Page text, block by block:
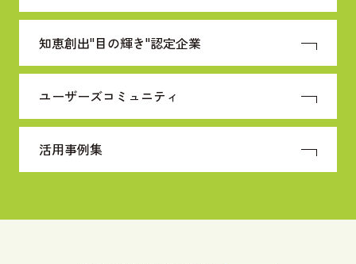
知恵創出"目の輝き"認定企業
ユーザーズコミュニティ
活用事例集